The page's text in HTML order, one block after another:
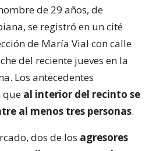
de 29 años, de
se registró en un cité
de María Vial con calle
del reciente jueves en la
Los antecedentes
que al interior del recinto se
al menos tres personas.
dos de los agresores